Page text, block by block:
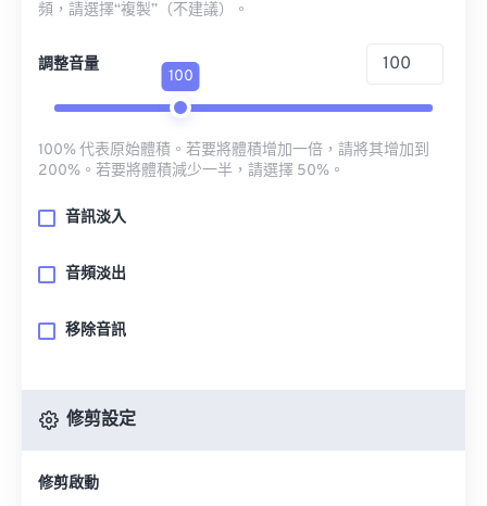
頻，請選擇“複製”（不建議）。
調整音量
100
100% 代表原始體積。若要將體積增加一倍，請將其增加到
200%。若要將體積減少一半，請選擇 50%。
音訊淡入
音頻淡出
移除音訊
修剪設定
修剪啟動